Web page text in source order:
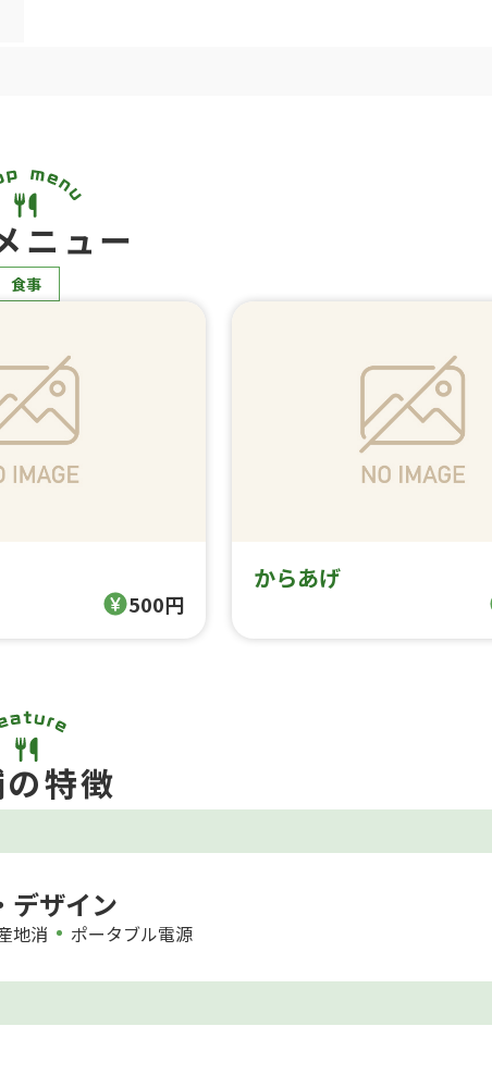
ニュー
食事
500円
からあげ
特徴
デザイン
地消 ポータブル電源